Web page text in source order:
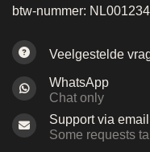
btw-nummer:
Veelgestelde
WhatsApp
Chat only
Support via email
Some requests